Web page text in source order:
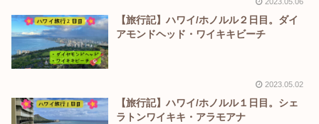
【旅行記】ハワイ/ホノルル２日目。ダイ
アモンドヘッド・ワイキキビーチ
2023.05.02
【旅行記】ハワイ/ホノルル１日目。シェ
ラトンワイキキ・アラモアナ